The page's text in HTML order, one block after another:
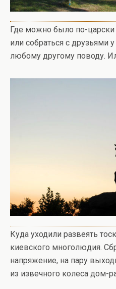
Где можно было по-
или собраться с друзьями
любому другому поводу.
Куда уходили развеять
киевского многолюдия.
напряжение, на пару
из извечного колеса дом-